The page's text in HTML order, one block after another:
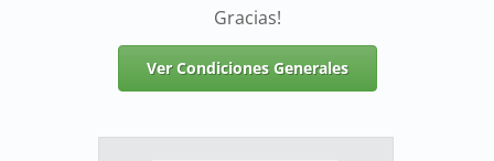
Gracias!
Ver Condiciones Generales